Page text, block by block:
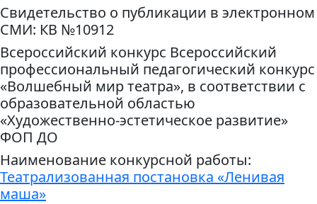
Свидетельство о публикации в электронном
СМИ: КВ №10912
Всероссийский конкурс Всероссийский
профессиональный педагогический конкурс
«Волшебный мир театра», в соответствии с
образовательной областью
«Художественно-эстетическое развитие»
ФОП ДО
Наименование конкурсной работы:
Театрализованная постановка «Ленивая
маша»